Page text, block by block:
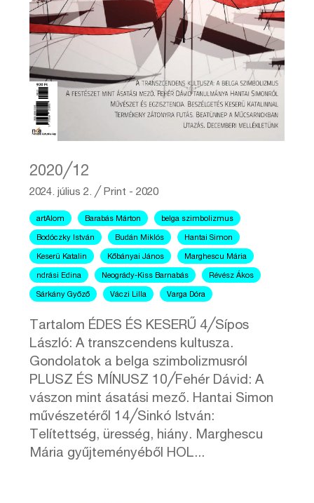
2020╱12
2024. július 2. ╱Print - 2020
artAlom Barabás Márton belga szimbolizmus
Bodóczky István Budán Miklós Hantai Simon
Keserü Katalin Kőbányai János Marghescu Mária
ndrási Edina Neogrády-Kiss Barnabás Révész Ákos
Sárkány Győző Váczi Lilla Varga Dóra
Tartalom ÉDES ÉS KESERŰ 4╱Sípos
László: A transzcendens kultusza.
Gondolatok a belga szimbolizmusról
PLUSZ ÉS MÍNUSZ 10╱Fehér Dávid: A
vászon mint ásatási mező. Hantai Simon
művészetéről 14╱Sinkó István:
Telítettség, üresség, hiány. Marghescu
Mária gyűjteményéből HOL...